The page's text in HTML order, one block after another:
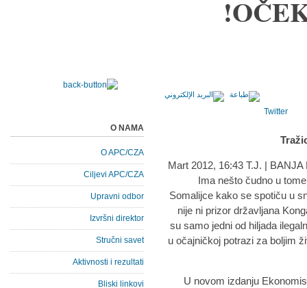
Twitter
Ima nešto čudno u
Somalijce kako se spotiču u
nije ni prizor državljana
su samo jedni od hiljada
u očajničkoj potrazi za boljim
U novom izdanju
O NAMA
O APC/CZA
Ciljevi APC/CZA
Upravni odbor
Izvršni direktor
Stručni savet
Aktivnosti i rezultati
Bliski linkovi